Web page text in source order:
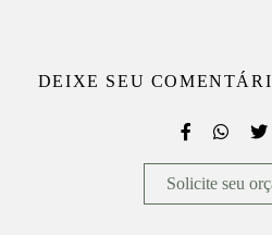
DEIXE SEU
Solicite seu